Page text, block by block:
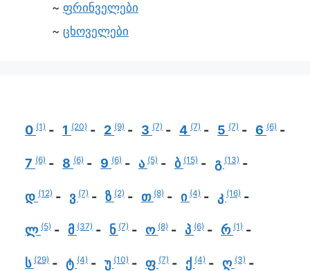
ფრინველები
ცხოველები
0 (1) 1 (20) 2 (9) 3 (7) 4 (7) 5 (7) 6 (6)
7 (6) 8 (6) 9 (6) ა (5) ბ (15) გ (13)
დ (12) ვ (7) ზ (2) თ (8) ი (4) კ (16)
ლ (5) მ (37) ნ (7) ო (8) პ (6) რ (1)
ს (29) ტ (4) უ (10) ფ (7) ქ (4) ღ (3)